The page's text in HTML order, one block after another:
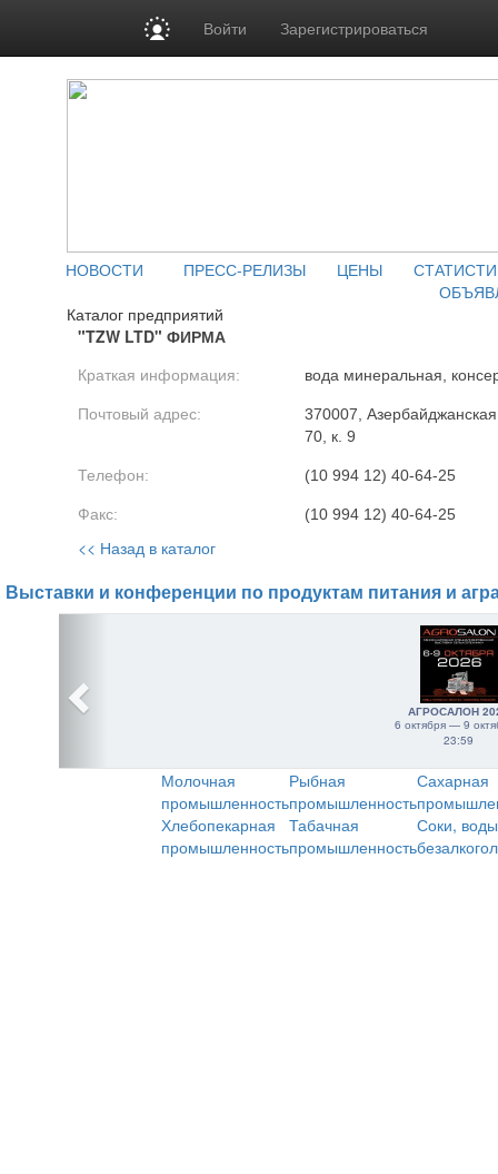
Войти Зарегистрироваться
НОВОСТИ ПРЕСС-РЕЛИЗЫ ЦЕНЫ
Каталог предприятий
"TZW LTD" ФИРМА
Краткая информация: вода минеральная,
Почтовый адрес:
370007, Азербайджанская
70, к. 9
Телефон: (10 994 12) 40-64-25
Факс: (10 994 12) 40-64-25
<< Назад в каталог
Выставки и конференции по продуктам питания и
АГРОСАЛОН
6 октября — 9
23:59
Молочная
промышленность
Рыбная
промышленность
Сахарная
Хлебопекарная
промышленность
Табачная
промышленность
Соки,